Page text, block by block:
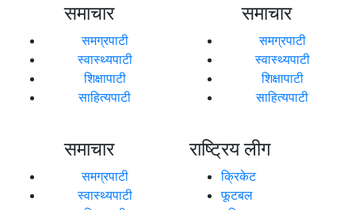
समाचार
समग्रपाटी
स्वास्थ्यपाटी
शिक्षापाटी
साहित्यपाटी
समाचार
समग्रपाटी
स्वास्थ्यपाटी
शिक्षापाटी
साहित्यपाटी
समाचार
समग्रपाटी
स्वास्थ्यपाटी
राष्ट्रिय लीग
क्रिकेट
फूटबल